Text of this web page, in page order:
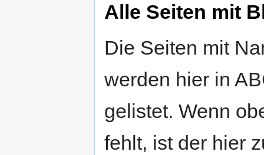
Alle Seiten mit
Die Seiten mit
werden hier in
gelistet. Wenn
fehlt, ist der hier